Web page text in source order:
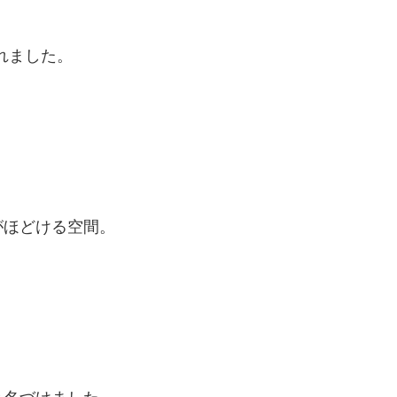
した。
どける空間。